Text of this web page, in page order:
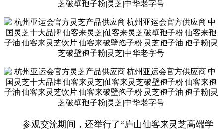
参观交流期间，还举行了“庐山仙客来灵芝高端学